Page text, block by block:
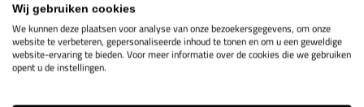
HM
Wij gebruiken cookies
We kunnen deze plaatsen voor analyse van onze bezoekersgegevens, om onze
website te verbeteren, gepersonaliseerde inhoud te tonen en om u een geweldige
website-ervaring te bieden. Voor meer informatie over de cookies die we gebruiken
opent u de instellingen.